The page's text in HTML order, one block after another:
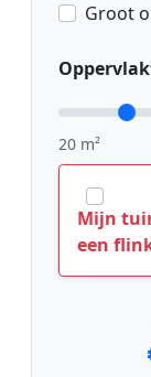
Groot
20 m²
Mijn
een